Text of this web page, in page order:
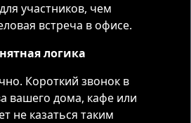
участников, чем
встреча в офисе.
логика
Короткий звонок в
вашего дома, кафе или
не казаться таким